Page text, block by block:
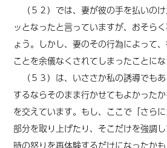
（５２）では、妻が彼の手を払いの
ッとなったと言っていますが、おそら
ょう。しかし、妻のその行為によって
ことを余儀なくされてしまったことにな
（５３）は、いささか私の誘導でも
するならそのまま行かせてもよかった
を交えています。もし、ここで「さら
部分を取り上げたり、そこだけを強調
時の怒りを再体験するだけになったかも